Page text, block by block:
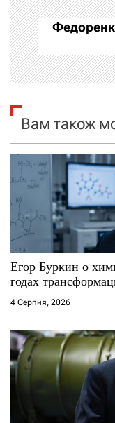
ц
і
я
з
а
п
и
с
і
в
Вам також
Егор Буркин о
годах
4 Серпня, 2026